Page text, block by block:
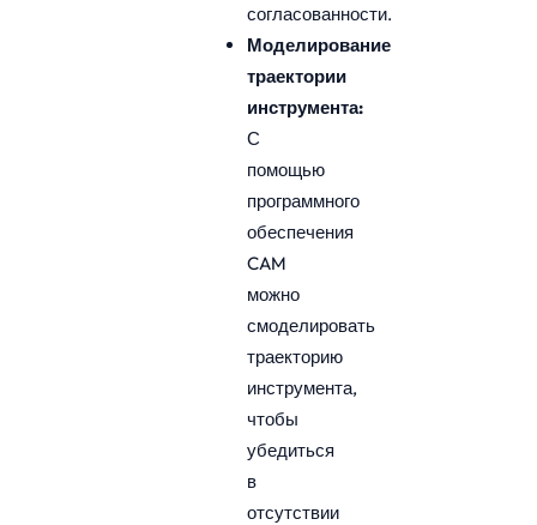
согласованности.
Моделирование
траектории
инструмента:
С
помощью
программного
обеспечения
CAM
можно
смоделировать
траекторию
инструмента,
чтобы
убедиться
в
отсутствии